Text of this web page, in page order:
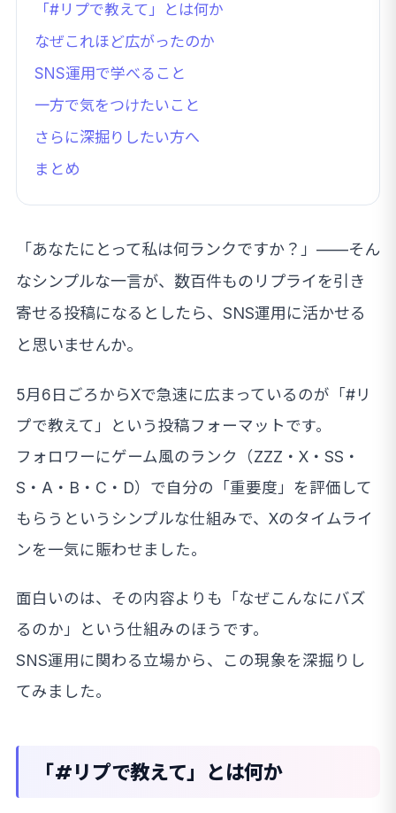
「#リプで教えて」とは何か
なぜこれほど広がったのか
SNS運用で学べること
一方で気をつけたいこと
さらに深掘りしたい方へ
まとめ
「あなたにとって私は何ランクですか？」——そん
なシンプルな一言が、数百件ものリプライを引き
寄せる投稿になるとしたら、SNS運用に活かせる
と思いませんか。
5月6日ごろからXで急速に広まっているのが「#リ
プで教えて」という投稿フォーマットです。
フォロワーにゲーム風のランク（ZZZ・X・SS・
S・A・B・C・D）で自分の「重要度」を評価して
もらうというシンプルな仕組みで、Xのタイムライ
ンを一気に賑わせました。
面白いのは、その内容よりも「なぜこんなにバズ
るのか」という仕組みのほうです。
SNS運用に関わる立場から、この現象を深掘りし
てみました。
「#リプで教えて」とは何か